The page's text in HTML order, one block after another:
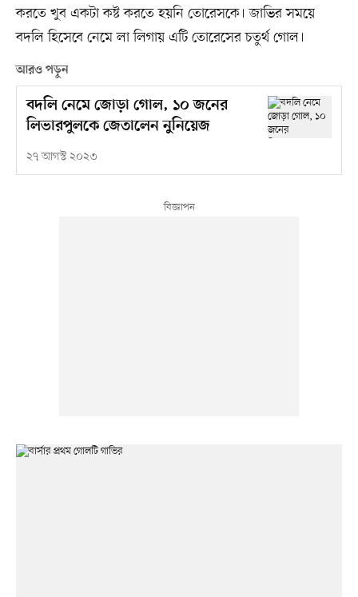
করতে খুব একটা কষ্ট করতে হয়নি তোরেসকে। জাভির সময়ে
বদলি হিসেবে নেমে লা লিগায় এটি তোরেসের চতুর্থ গোল।
আরও পড়ুন
বদলি নেমে জোড়া গোল, ১০ জনের
লিভারপুলকে জেতালেন নুনিয়েজ
২৭ আগস্ট ২০২৩